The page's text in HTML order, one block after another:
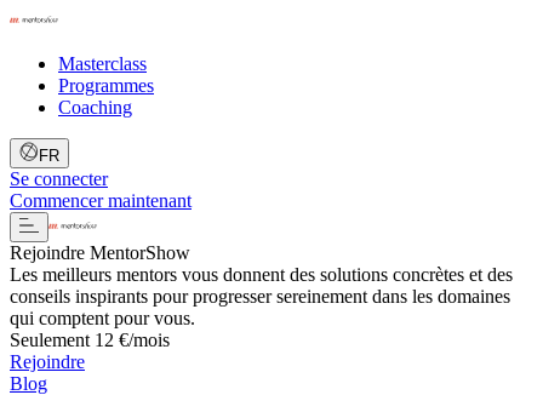
Masterclass
Programmes
Coaching
FR
Se connecter
Commencer maintenant
Rejoindre MentorShow
Les meilleurs mentors vous donnent des solutions concrètes et des
conseils inspirants pour progresser sereinement dans les domaines
qui comptent pour vous.
Seulement 12 €/mois
Rejoindre
Blog